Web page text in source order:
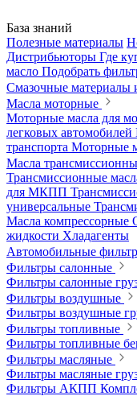
База знаний
Полезные материалы
Дистрибьюторы Где
масло Подобрать
Смазочные материалы
Масла моторные
Моторные масла для
легковых автомобилей
транспорта Моторные
Масла
Трансмиссионные
для МКПП
универсальные
Масла компрессорные
жидкости Хладагенты
Автомобильные
Фильтры салонные
Фильтры салонные
Фильтры воздушные
Фильтры воздушные
Фильтры топливные
Фильтры топливные
Фильтры масляные
Фильтры масляные
Фильтры АКПП